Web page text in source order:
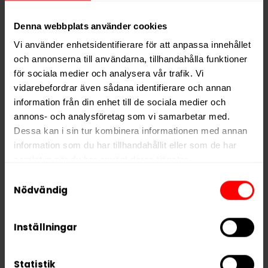
Denna webbplats använder cookies
Vi använder enhetsidentifierare för att anpassa innehållet
och annonserna till användarna, tillhandahålla funktioner
för sociala medier och analysera vår trafik. Vi
vidarebefordrar även sådana identifierare och annan
information från din enhet till de sociala medier och
annons- och analysföretag som vi samarbetar med.
Dessa kan i sin tur kombinera informationen med annan
information som du har tillhandahållit eller som de har
We work with
who may receive and
Nödvändig
Inställningar
Statistik
Smak
Frukt
Format
Slim
Styrka
Nikotinfri
Nikotin per gram
0,0 mg/g
Nikotin per portion
0,0 mg
Nikotin per dosa
0 mg
Vikt per dosa
12 g
Vikt per portion
Tillverkare
Tobacco International Inc.